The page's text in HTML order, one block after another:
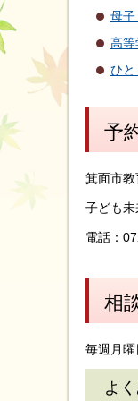
母子
高等
ひと
予
箕面市
子ども
電話：
相
毎週月
よ